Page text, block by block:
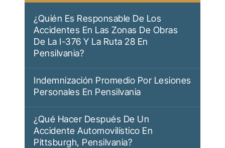
¿Quién Es Responsable De Los
Accidentes En Las Zonas De Obras
De La I-376 Y La Ruta 28 En
Pensilvania?
Indemnización Promedio Por Lesiones
Personales En Pensilvania
¿Qué Hacer Después De Un
Accidente Automovilístico En
Pittsburgh, Pensilvania?